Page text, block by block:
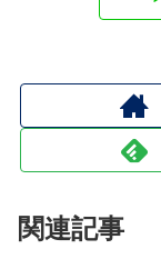
関連記事